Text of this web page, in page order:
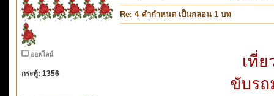
ออฟไลน์
กระทู้: 1356
Re: 4 คำกำหนด เป็นกลอน 1 บท
เที่
ขับรถ